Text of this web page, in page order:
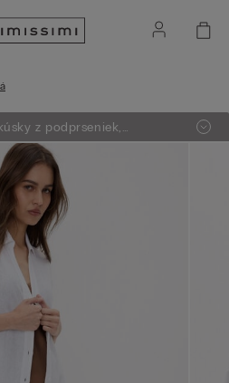
z podprseniek,
Vložte do košíka 4 produkty